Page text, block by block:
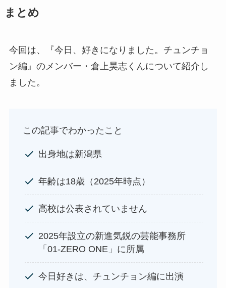
まとめ
今回は、『今日、好きになりました。チュンチョ
ン編』のメンバー・倉上昊志くんについて紹介し
ました。
この記事でわかったこと
出身地は新潟県
年齢は18歳（2025年時点）
高校は公表されていません
2025年設立の新進気鋭の芸能事務所
「01-ZERO ONE」に所属
今日好きは、チュンチョン編に出演